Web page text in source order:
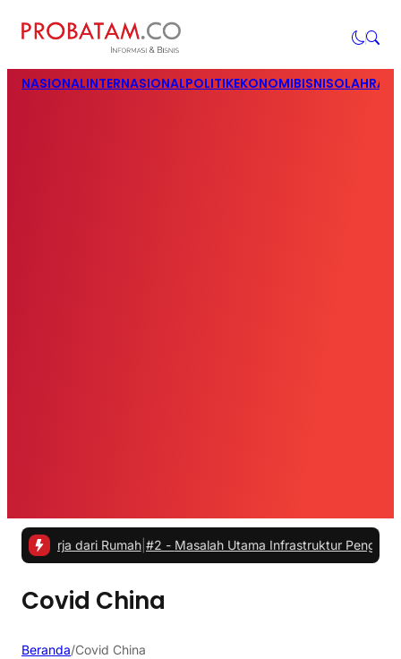
NASIONALINTERNASIONALPOLITIKEKONOMIBISNIS
dari Rumah|#2 -Masalah Utama Infrastruktur Pengisian
Covid China
Beranda/Covid China